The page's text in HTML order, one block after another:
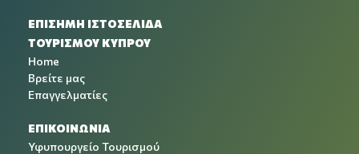
ΕΠΙΣΗΜΗ ΙΣΤΟΣΕΛΙΔΑ
ΤΟΥΡΙΣΜΟΥ ΚΥΠΡΟΥ
Home
Βρείτε μας
Επαγγελματίες
ΕΠΙΚΟΙΝΩΝΙΑ
Υφυπουργείο Τουρισμού